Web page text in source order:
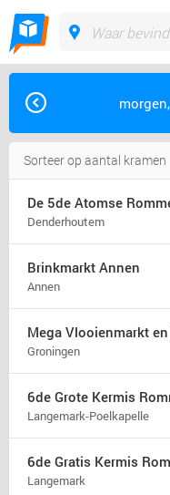
De 5de Atomse
Denderhoutem
Brinkmarkt Annen
Annen
Groningen
Langemark-Poelkapelle
Langemark